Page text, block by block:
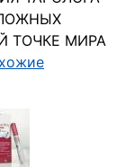
ТОЧКЕ МИРА